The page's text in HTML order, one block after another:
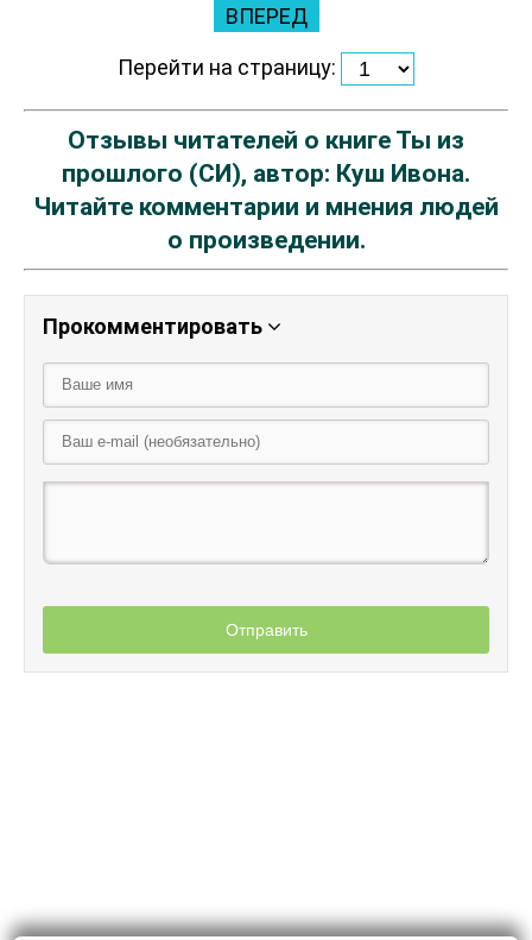
ВПЕРЕД
Перейти на страницу:
Отзывы читателей о книге Ты из
прошлого (СИ), автор: Куш Ивона.
Читайте комментарии и мнения людей
о произведении.
Прокомментировать
Отправить